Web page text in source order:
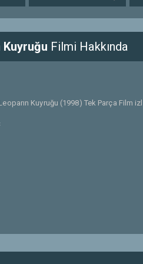
Kuyruğu Filmi Hakkında
Kuyruğu (1998) Tek Parça Film